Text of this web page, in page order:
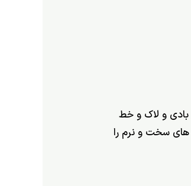
و لاک و خط
سخت و نرم را